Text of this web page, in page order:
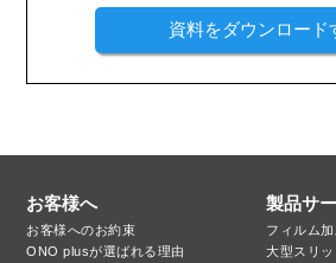
資料をダウンロード
お客様へ
お客様へのお約束
ONO plusが選ばれる理由
製品サ
フィルム加
大型スリ